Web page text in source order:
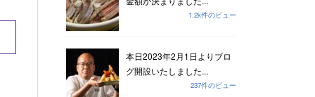
1.2k件のビュー
本日2023年2月1日よりブロ
グ開設いたしました...
237件のビュー